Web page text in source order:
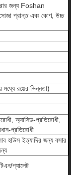
জন্য Foshan
প্রান্ত এবং কোণ, উচ্চ
মধ্যে রঙের ভিন্নতা)
অ্যাসিড-প্রতিরোধী,
প্রতিরোধী
হাউস ইত্যাদির জন্য বসার
প্যালেট